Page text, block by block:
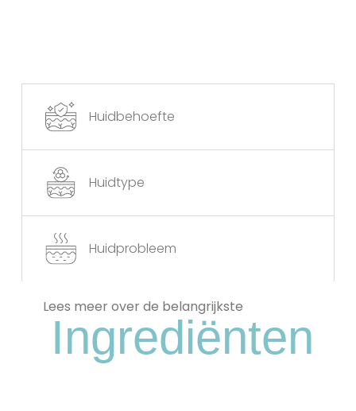
Huidbehoefte
Huidtype
Huidprobleem
Lees meer over de belangrijkste
Ingrediënten